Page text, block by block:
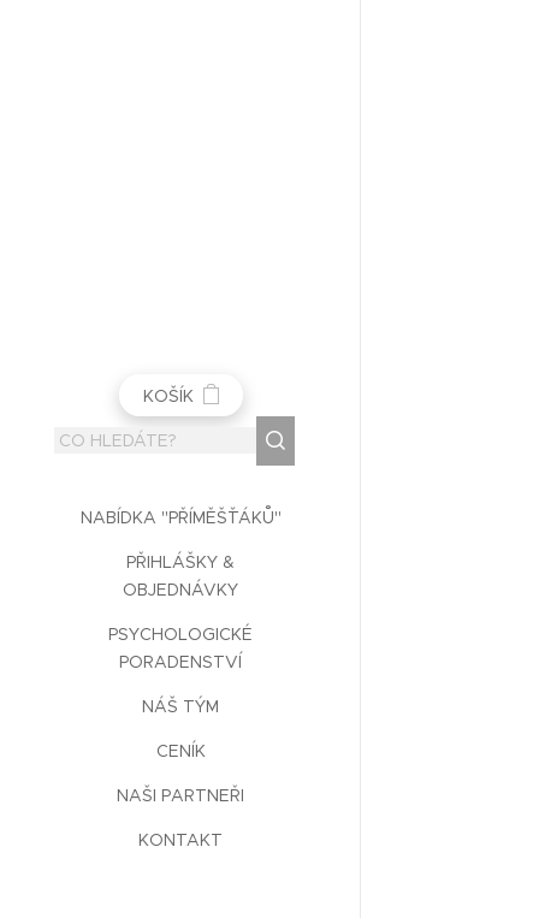
KOŠÍK
NABÍDKA "PŘÍMĚŠŤÁKŮ"
PŘIHLÁŠKY &
OBJEDNÁVKY
PSYCHOLOGICKÉ
PORADENSTVÍ
NÁŠ TÝM
CENÍK
NAŠI PARTNEŘI
KONTAKT